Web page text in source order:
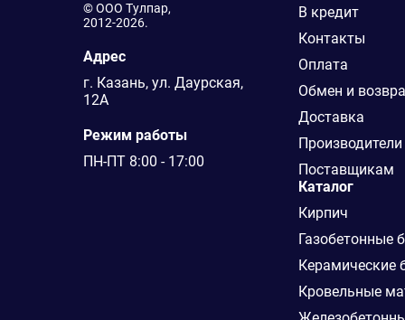
© ООО Тулпар,
2012-2026.
Адрес
г. Казань, ул. Даурская,
12А
Режим работы
ПН-ПТ 8:00 - 17:00
В кредит
Контакты
Оплата
Обмен и
Доставка
Производители
Поставщикам
Каталог
Кирпич
Газобетонные
Керамические
Кровельные